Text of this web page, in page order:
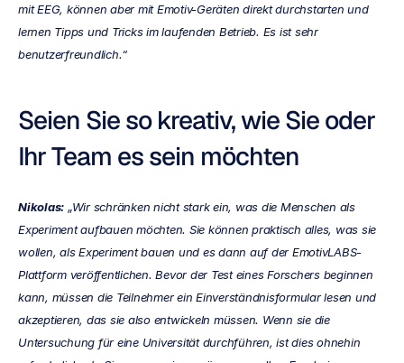
mit EEG, können aber mit Emotiv-Geräten direkt durchstarten und
lernen Tipps und Tricks im laufenden Betrieb. Es ist sehr
benutzerfreundlich.“
Seien Sie so kreativ, wie Sie oder
Ihr Team es sein möchten
Nikolas: „Wir schränken nicht stark ein, was die Menschen als
Experiment aufbauen möchten. Sie können praktisch alles, was sie
wollen, als Experiment bauen und es dann auf der EmotivLABS-
Plattform veröffentlichen. Bevor der Test eines Forschers beginnen
kann, müssen die Teilnehmer ein Einverständnisformular lesen und
akzeptieren, das sie also entwickeln müssen. Wenn sie die
Untersuchung für eine Universität durchführen, ist dies ohnehin